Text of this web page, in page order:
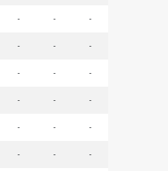
- - -
- - -
- - -
- - -
- - -
- - -